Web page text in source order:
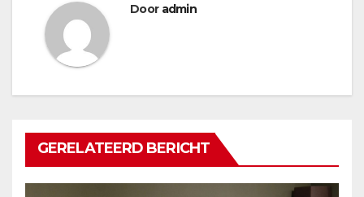
Door admin
GERELATEERD BERICHT